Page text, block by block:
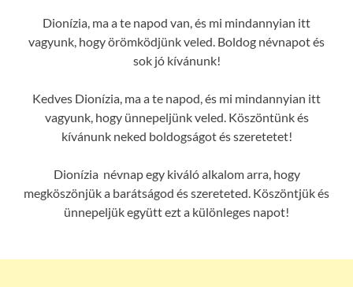
Dionízia, ma a te napod van, és mi mindannyian itt
vagyunk, hogy örömködjünk veled. Boldog névnapot és
sok jó kívánunk!
Kedves Dionízia, ma a te napod, és mi mindannyian itt
vagyunk, hogy ünnepeljünk veled. Köszöntünk és
kívánunk neked boldogságot és szeretetet!
Dionízia névnap egy kiváló alkalom arra, hogy
megköszönjük a barátságod és szereteted. Köszöntjük és
ünnepeljük együtt ezt a különleges napot!